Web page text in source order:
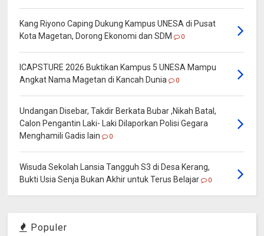
Kang Riyono Caping Dukung Kampus UNESA di Pusat
Kota Magetan, Dorong Ekonomi dan SDM
0
ICAPSTURE 2026 Buktikan Kampus 5 UNESA Mampu
Angkat Nama Magetan di Kancah Dunia
0
Undangan Disebar, Takdir Berkata Bubar ,Nikah Batal,
Calon Pengantin Laki- Laki Dilaporkan Polisi Gegara
Menghamili Gadis lain
0
Wisuda Sekolah Lansia Tangguh S3 di Desa Kerang,
Bukti Usia Senja Bukan Akhir untuk Terus Belajar
0
Populer